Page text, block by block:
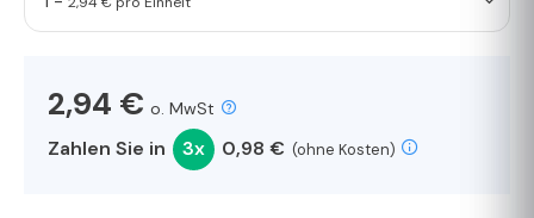
2,94 € o. MwSt
Zahlen Sie in 3x 0,98 € (ohne Kosten)